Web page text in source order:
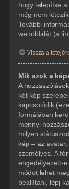
hogy telepítse
még nem
További
weboldalát (a
Vissza a
Mik azok a
A
két kép
kapcsolódik
formájában
mennyi
milyen
kép – az
személyes. A
engedélyezett-
módot lehet
beállítani, lépj